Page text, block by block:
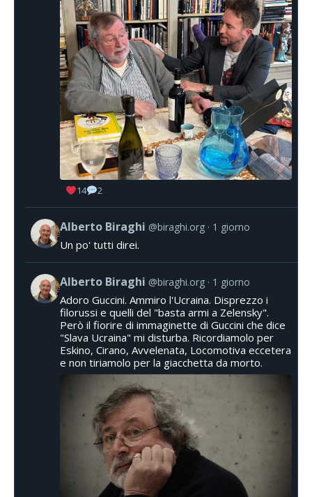
14 2
Alberto Biraghi @biraghi.org 1 giorno
Un po' tutti direi.
Alberto Biraghi @biraghi.org 1 giorno
Adoro Guccini. Ammiro l'Ucraina. Disprezzo i
filorussi e quelli del "basta armi a Zelensky".
Però il fiorire di immaginette di Guccini che dice
"Slava Ucraina" mi disturba. Ricordiamolo per
Eskino, Cirano, Avvelenata, Locomotiva eccetera
e non tiriamolo per la giacchetta da morto.